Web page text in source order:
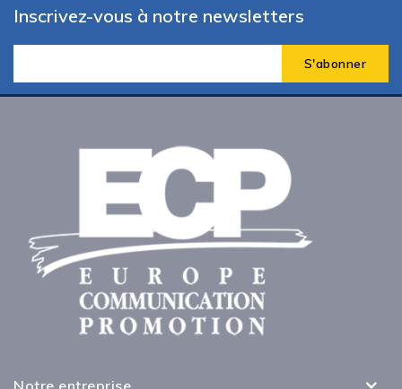
Inscrivez-vous à notre newsletters
Notre entreprise